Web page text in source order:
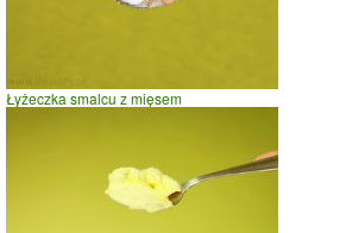
Łyżeczka smalcu z mięsem